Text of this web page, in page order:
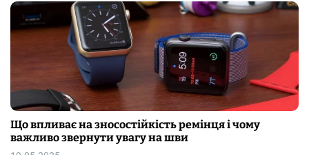
Що впливає на зносостійкість ремінця і чому
важливо звернути увагу на шви